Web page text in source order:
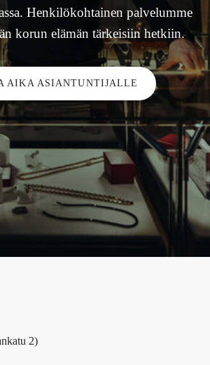
Henkilökohtainen palvelumme
korun elämän tärkeisiin hetkiin.
AIKA ASIANTUNTIJALLE
2)